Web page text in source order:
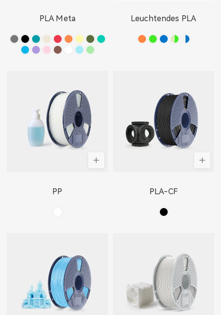
PLA Meta Leuchtendes PLA
PP PLA-CF